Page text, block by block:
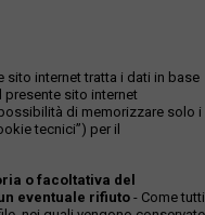
sito internet tratta i dati in base
presente sito internet
di memorizzare solo i
tecnici”) per il
o facoltativa del
eventuale rifiuto - Come tutti